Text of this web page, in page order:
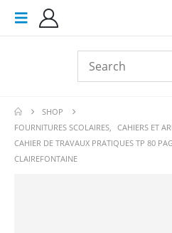
SHOP
FOURNITURES SCOLAIRES, CAHIERS ET
CAHIER DE TRAVAUX PRATIQUES TP 80
CLAIREFONTAINE